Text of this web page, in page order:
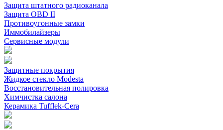
Защита штатного радиоканала
Защита OBD II
Противоугонные замки
Иммобилайзеры
Сервисные модули
Защитные покрытия
Жидкое стекло Modesta
Восстановительная полировка
Химчистка салона
Керамика Tufflek-Cera